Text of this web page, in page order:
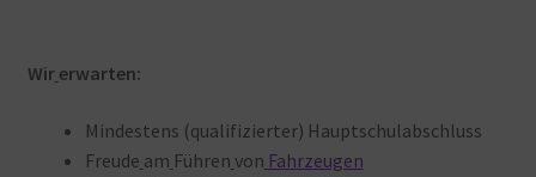
Wir erwarten:
Mindestens (qualifizierter) Hauptschulabschluss
Freude am Führen von Fahrzeugen